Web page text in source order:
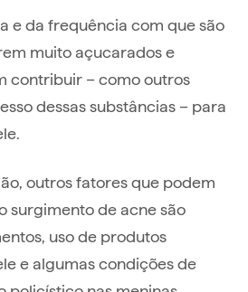
e da frequência com que são
muito açucarados e
contribuir – como outros
dessas substâncias – para
outros fatores que podem
surgimento de acne são
uso de produtos
e algumas condições de